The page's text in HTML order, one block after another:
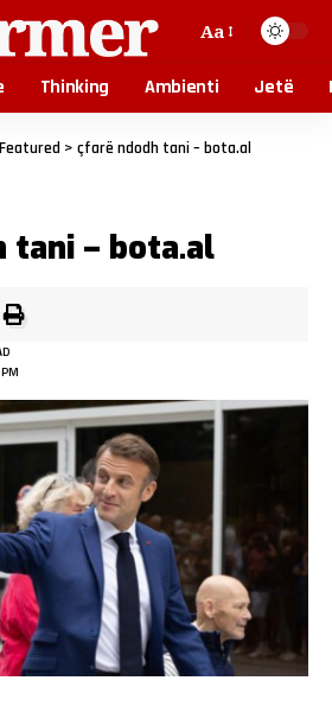
Aa
Thinking Ambienti Jetë
Featured > çfarë ndodh tani – bota.al
tani – bota.al